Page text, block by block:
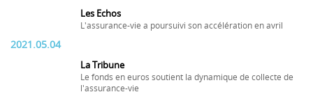
Les Echos
L'assurance-vie a poursuivi son accélération en avril
2021.05.04
La Tribune
Le fonds en euros soutient la dynamique de collecte de
l'assurance-vie